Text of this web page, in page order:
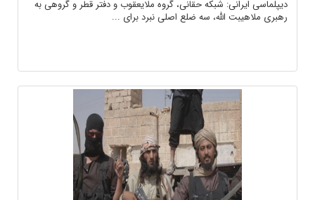
دیپلماسی ایرانی: شبکه حقانی، گروه ملایعقوب و دفتر قطر و گروهی به
رهبری ملاهیبت الله، سه ضلع اصلی نبرد برای ...